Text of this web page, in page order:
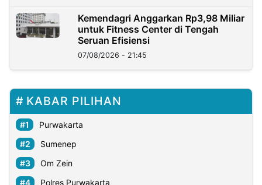
Kemendagri Anggarkan Rp3,98 Miliar
untuk Fitness Center di Tengah
Seruan Efisiensi
07/08/2026 - 21:45
KABAR PILIHAN
Purwakarta
Sumenep
Om Zein
Polres Purwakarta